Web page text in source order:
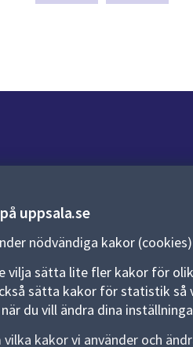
uppsala.se
nödvändiga kakor
vilja sätta lite fler kakor för
sätta kakor för statistik så
när du vill ändra dina
vilka kakor vi använder och
018-727 00 00
uppsala.kommun@uppsala.se